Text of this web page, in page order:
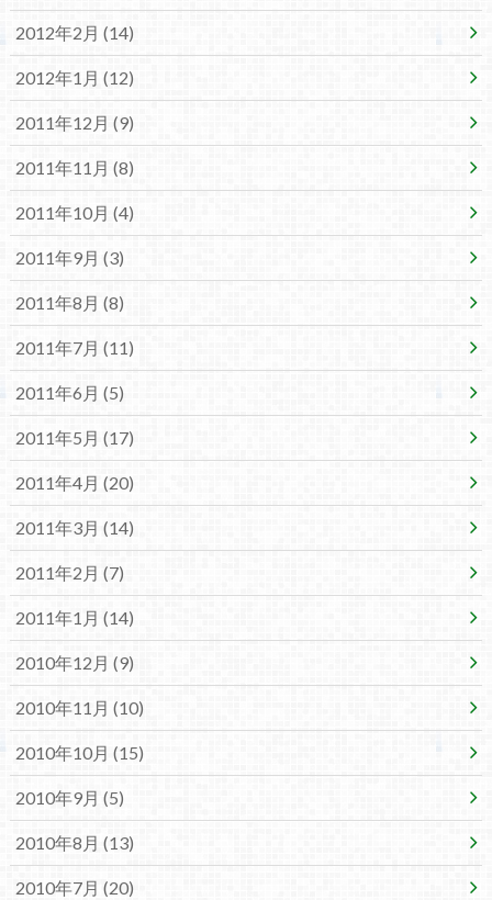
2012年2月 (14)
2012年1月 (12)
2011年12月 (9)
2011年11月 (8)
2011年10月 (4)
2011年9月 (3)
2011年8月 (8)
2011年7月 (11)
2011年6月 (5)
2011年5月 (17)
2011年4月 (20)
2011年3月 (14)
2011年2月 (7)
2011年1月 (14)
2010年12月 (9)
2010年11月 (10)
2010年10月 (15)
2010年9月 (5)
2010年8月 (13)
2010年7月 (20)